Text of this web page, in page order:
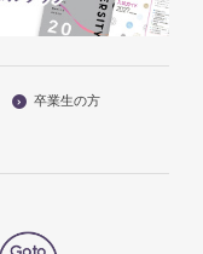
卒業生の方